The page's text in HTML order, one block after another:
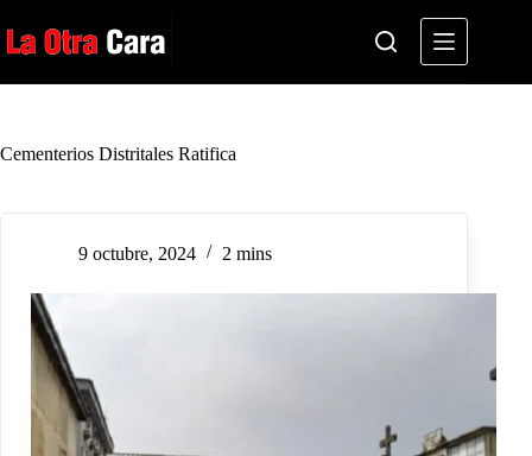
al
contenido
Cementerios Distritales Ratifica
9 octubre, 2024 2 mins